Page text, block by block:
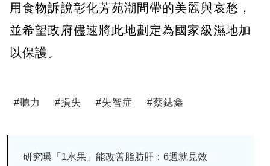
用食物訴說彰化芳苑潮間帶的美麗與哀愁，
並希望政府儘速將此地劃定為國家級濕地加
以保護。
#聽力 #損失 #失智症 #蔡鋕鑫
研究曝「1水果」能改善脂肪肝：6週就見效